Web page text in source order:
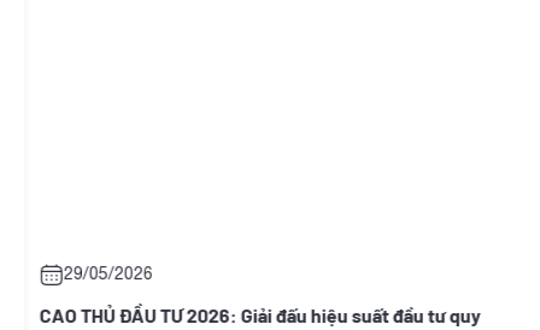
29/05/2026
CAO THỦ ĐẦU TƯ 2026: Giải đấu hiệu suất đầu tư quy